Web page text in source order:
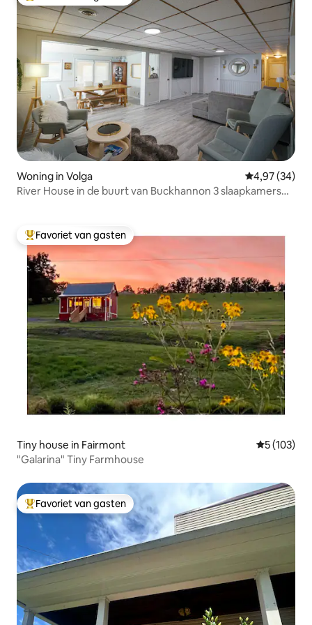
Woning in Volga Gemiddelde
4,97 (34)
River House in de buurt van Buckhannon 3 slaapkamers
Topfavoriet van gasten
Favoriet van gasten
Tiny house in Fairmont
5 (103)
"Galarina" Tiny Farmhouse
Topfavoriet van gasten
Favoriet van gasten